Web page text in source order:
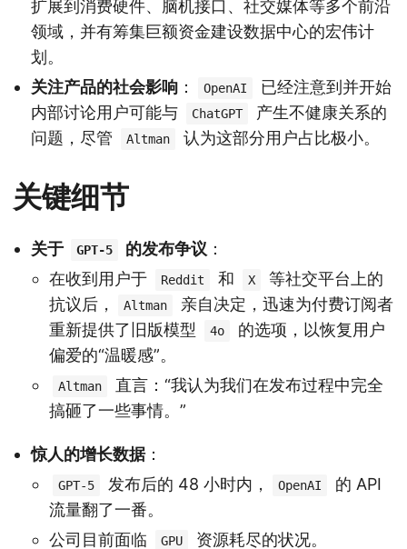
扩展到消费硬件、脑机接口、社交媒体等多个前沿
领域，并有筹集巨额资金建设数据中心的宏伟计
划。
关注产品的社会影响 ： OpenAI
已经注意到并开始
内部讨论用户可能与
ChatGPT
产生不健康关系的
问题，尽管
Altman 认为这部分用户占比极小。
关键细节
关于 GPT-5 的发布争议 ：
在收到用户于
Reddit 和 X
等社交平台上的
抗议后，
Altman
亲自决定，迅速为付费订阅者
重新提供了旧版模型
4o
的选项，以恢复用户
偏爱的“温暖感”。
Altman
直言：“我认为我们在发布过程中完全
搞砸了一些事情。”
惊人的增长数据：
GPT-5 发布后的 48 小时内， OpenAI
的 API
流量翻了一番。
公司目前面临
GPU 资源耗尽的状况。